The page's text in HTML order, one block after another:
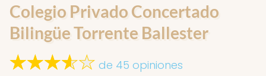
Colegio Privado Concertado
Bilingüe Torrente Ballester
de 45 opiniones